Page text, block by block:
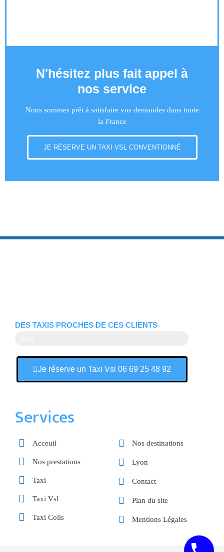
N'hésitez plus fait appel à
nos service
Nous sommes prêt à satisfaire vos demandes dans toute
la France
JE RÉSERVE UN TAXI VSL CONVENTIONNÉ
DES TAXIS PROCHES DE CES CLIENTS
Je réserve un Taxi Vsl 06 69 25 48 92
Services
Acceuil
Nos prestations
Taxi
Taxi Vsl
Taxi Colis
Nos destinations
Lyon
Contact
Plan du site
Mentions Légales